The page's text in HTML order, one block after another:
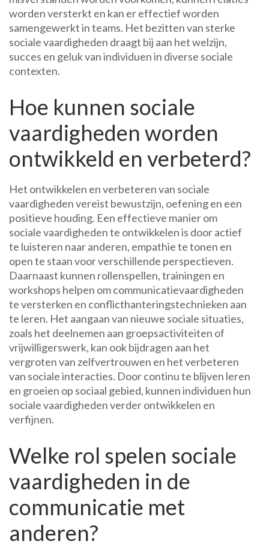
worden versterkt en kan er effectief worden
samengewerkt in teams. Het bezitten van sterke
sociale vaardigheden draagt bij aan het welzijn,
succes en geluk van individuen in diverse sociale
contexten.
Hoe kunnen sociale
vaardigheden worden
ontwikkeld en verbeterd?
Het ontwikkelen en verbeteren van sociale
vaardigheden vereist bewustzijn, oefening en een
positieve houding. Een effectieve manier om
sociale vaardigheden te ontwikkelen is door actief
te luisteren naar anderen, empathie te tonen en
open te staan voor verschillende perspectieven.
Daarnaast kunnen rollenspellen, trainingen en
workshops helpen om communicatievaardigheden
te versterken en conflicthanteringstechnieken aan
te leren. Het aangaan van nieuwe sociale situaties,
zoals het deelnemen aan groepsactiviteiten of
vrijwilligerswerk, kan ook bijdragen aan het
vergroten van zelfvertrouwen en het verbeteren
van sociale interacties. Door continu te blijven leren
en groeien op sociaal gebied, kunnen individuen hun
sociale vaardigheden verder ontwikkelen en
verfijnen.
Welke rol spelen sociale
vaardigheden in de
communicatie met
anderen?